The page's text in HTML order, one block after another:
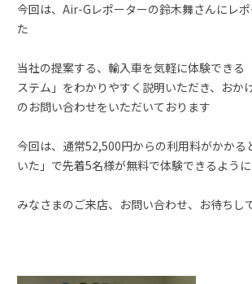
今回は、Air-Gレポーターの鈴木舞さんにレ
た
当社の提案する、輸入車を気軽に体験できる
ステム」をわかりやすく説明いただき、おか
のお問い合わせをいただいております
今回は、通常52,500円からの利用料がかか
いた」で先着5名様が無料で体験できるように
みなさまのご来店、お問い合わせ、お待ちし